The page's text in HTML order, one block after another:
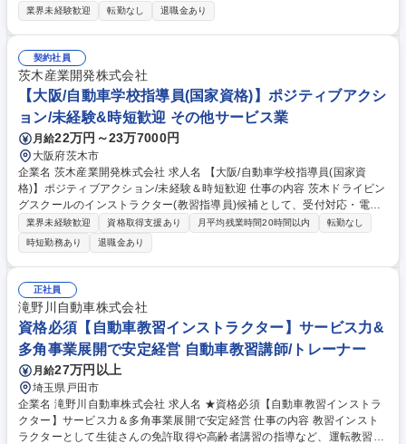
指導員として生徒様の運転技術向上や安全運転マインドの育成を担ってい
勉強に励んでいただきます。 資格取得後は、技能教習、学科教習、実技検
定（検定員資格取得後）をお任せします。 未経験からでも先輩社員が丁寧
に指導するため安心です。 ※業務変更の範囲：当社業務全般 募集職種
【観音寺/教習指導員】嬉しい家賃補助♪グループ施設の天然温泉も無料◎
業界未経験歓迎 転勤なし 退職金あり
契約社員
茨木産業開発株式会社
【大阪/自動車学校指導員(国家資格)】ポジティブアクシ
ョン/未経験&時短歓迎 その他サービス業
月給22万円～23万7000円
大阪府茨木市
企業名 茨木産業開発株式会社 求人名 【大阪/自動車学校指導員(国家資
格)】ポジティブアクション/未経験＆時短歓迎 仕事の内容 茨木ドライビン
グスクールのインストラクター(教習指導員)候補として、受付対応・電話
対応・講習補助をお任せします。資格取得後(半年目安)は教習生への指導
が始まります。資格取得にかかる費用は会社負担です。 【実は国家資格！
教習指導員とは？】自動車教習所で運転免許取得を目指す教習生に対し
て、安全運転に必要な技術や知識を教える専門職です。 ★収入を得ながら
国家資格の取得を目指せる：資格取得のサポートも充実＆資格取得後に正
社員登用(登用実績9割以上！) ★教えること・接客が好きな方におすす
め：ただ運転技術を磨くだけではなく、生徒の方々と日々コミュニケーシ
ョンを取るお仕事です 募集職種 【大阪/自動車学校指導員(国家資格)】ポ
ジティブアクション/未経験＆時短歓迎
業界未経験歓迎 資格取得支援あり 月平均残業時間20時間以内
転勤なし
時短勤務あり
退職金あり
正社員
滝野川自動車株式会社
資格必須【自動車教習インストラクター】サービス力&
多角事業展開で安定経営 自動車教習講師/トレーナー
月給27万円以上
埼玉県戸田市
企業名 滝野川自動車株式会社 求人名 ★資格必須【自動車教習インストラ
クター】サービス力＆多角事業展開で安定経営 仕事の内容 教習インスト
ラクターとして生徒さんの免許取得や高齢者講習の指導など、運転教習に